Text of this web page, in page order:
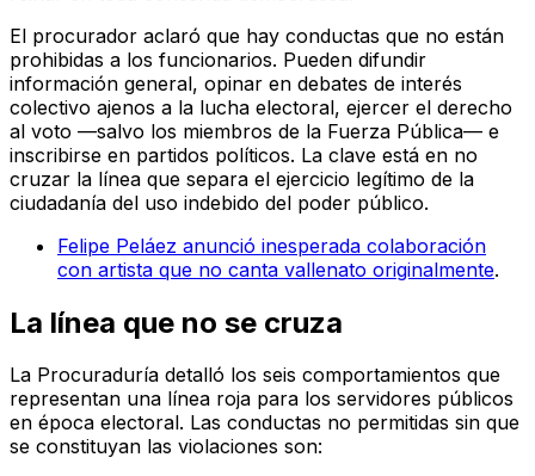
El procurador aclaró que hay conductas que no están
prohibidas a los funcionarios. Pueden difundir
información general, opinar en debates de interés
colectivo ajenos a la lucha electoral, ejercer el derecho
al voto —salvo los miembros de la Fuerza Pública— e
inscribirse en partidos políticos. La clave está en no
cruzar la línea que separa el ejercicio legítimo de la
ciudadanía del uso indebido del poder público.
Felipe Peláez anunció inesperada colaboración
con artista que no canta vallenato originalmente.
La línea que no se cruza
La Procuraduría detalló los seis comportamientos que
representan una línea roja para los servidores públicos
en época electoral. Las conductas no permitidas sin que
se constituyan las violaciones son: